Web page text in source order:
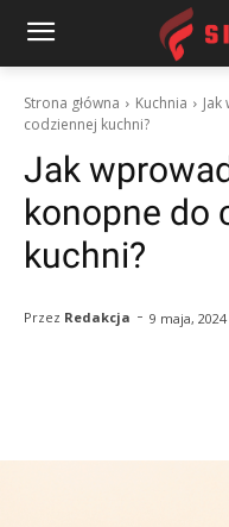
Strona główna Kuchnia
codziennej kuchni?
Jak
konopne do
kuchni?
Przez Redakcja - 9 maja, 2024